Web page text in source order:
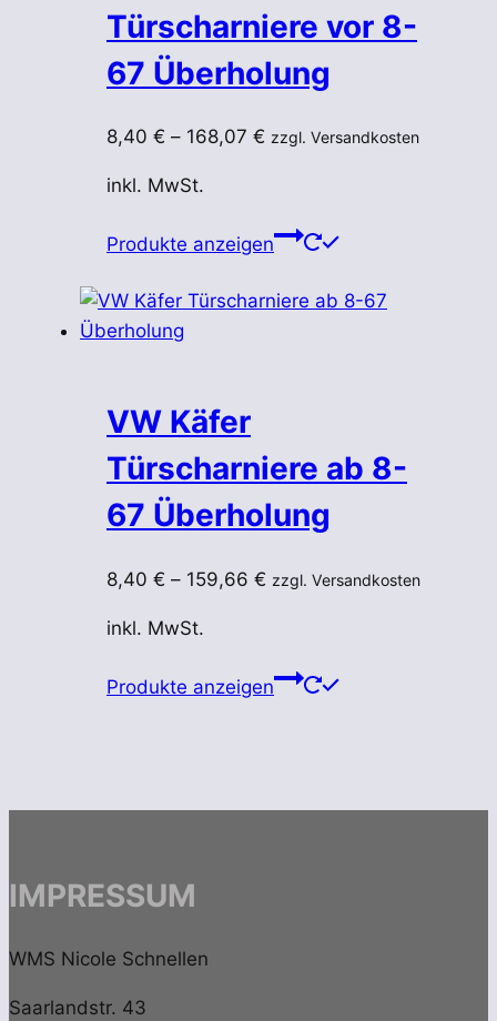
Türscharniere vor 8-
67 Überholung
8,40 € – 168,07 € zzgl. Versandkosten
inkl. MwSt.
Produkte anzeigen
VW Käfer
Türscharniere ab 8-
67 Überholung
8,40 € – 159,66 € zzgl. Versandkosten
inkl. MwSt.
Produkte anzeigen
IMPRESSUM
WMS Nicole Schnellen
Saarlandstr. 43